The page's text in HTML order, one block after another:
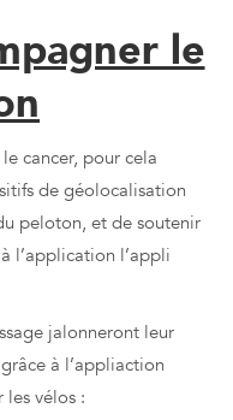
le
cancer, pour cela
de géolocalisation
peloton, et de soutenir
l’application l’appli
jalonneront leur
à l’appliaction
vélos :